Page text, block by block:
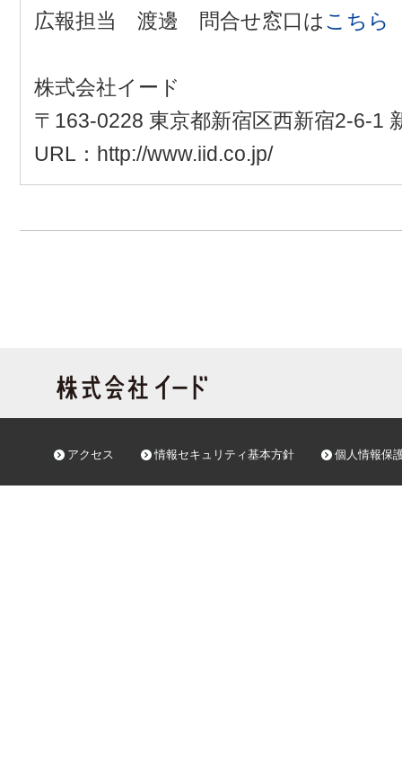
広報担当 渡邊 問合せ窓口はこちら
株式会社イード
〒163-0228 東京都新宿区西新宿2-6-1
URL：http://www.iid.co.jp/
アクセス 情報セキュリティ基本方針 個人情報保